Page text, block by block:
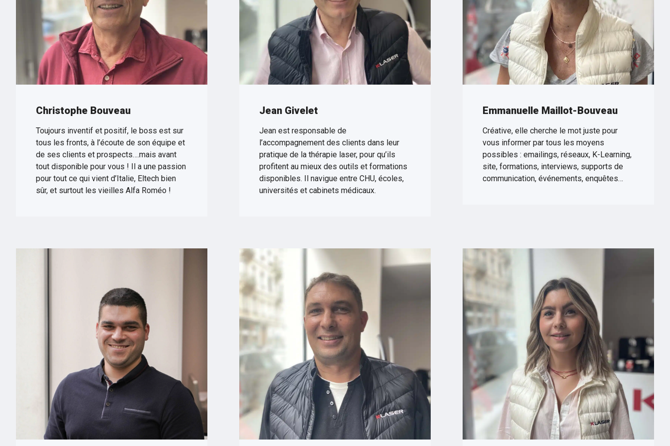
Christophe Bouveau
Toujours inventif et positif, le boss est sur
tous les fronts, à l’écoute de son équipe et
de ses clients et prospects….mais avant
tout disponible pour vous ! Il a une passion
pour tout ce qui vient d’Italie, Eltech bien
sûr, et surtout les vieilles Alfa Roméo !
Jean Givelet
Jean est responsable de
l’accompagnement des clients dans leur
pratique de la thérapie laser, pour qu’ils
profitent au mieux des outils et formations
disponibles. Il navigue entre CHU, écoles,
universités et cabinets médicaux.
Emmanuelle Maillot-Bouveau
Créative, elle cherche le mot juste pour
vous informer par tous les moyens
possibles : emailings, réseaux, K-Learning,
site, formations, interviews, supports de
communication, événements, enquêtes…